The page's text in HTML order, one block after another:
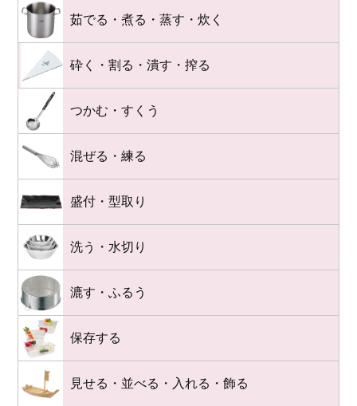
茹でる・煮る・蒸す・炊く
砕く・割る・潰す・搾る
つかむ・すくう
混ぜる・練る
盛付・型取り
洗う・水切り
漉す・ふるう
保存する
見せる・並べる・入れる・飾る